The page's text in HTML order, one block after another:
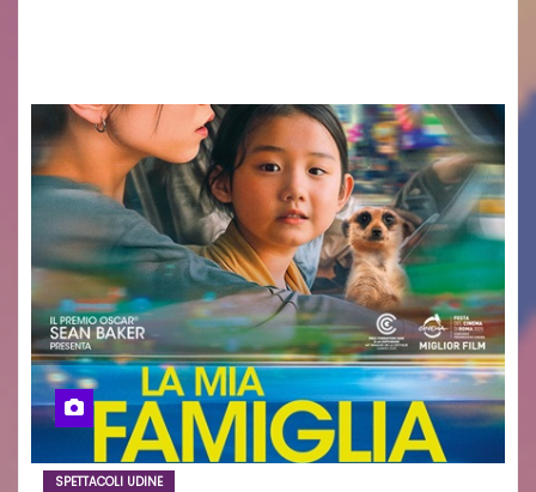
SPETTACOLI UDINE